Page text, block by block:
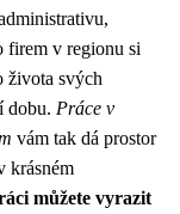
firem v regionu si
života svých
dobu. Práce v
vám tak dá prostor
krásném
můžete vyrazit